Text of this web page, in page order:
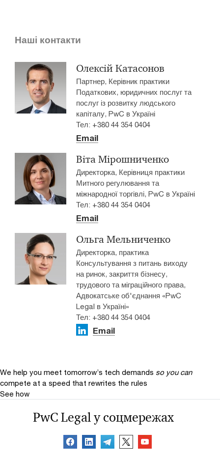
Наші контакти
Олексій Катасонов
Партнер, Керівник практики
Податкових, юридичних послуг та
послуг із розвитку людського
капіталу, PwC в Україні
Тел: +380 44 354 0404
Email
Віта Мірошниченко
Директорка, Керівниця практики
Митного регулювання та
міжнародної торгівлі, PwC в Україні
Тел: +380 44 354 0404
Email
Ольга Мельниченко
Директорка, практика
Консультування з питань виходу
на ринок, закриття бізнесу,
трудового та міграційного права,
Адвокатське об'єднання «PwC
Legal в Україні»
Тел: +380 44 354 0404
Email
We help you meet tomorrow’s tech demands so you can
compete at a speed that rewrites the rules
See how
PwC Legal у соцмережах